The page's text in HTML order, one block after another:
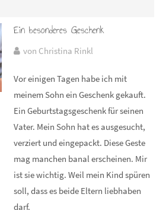
Ein besonderes Geschenk
von Christina Rinkl
Vor einigen Tagen habe ich mit
meinem Sohn ein Geschenk gekauft.
Ein Geburtstagsgeschenk für seinen
Vater. Mein Sohn hat es ausgesucht,
verziert und eingepackt. Diese Geste
mag manchen banal erscheinen. Mir
ist sie wichtig. Weil mein Kind spüren
soll, dass es beide Eltern liebhaben
darf.